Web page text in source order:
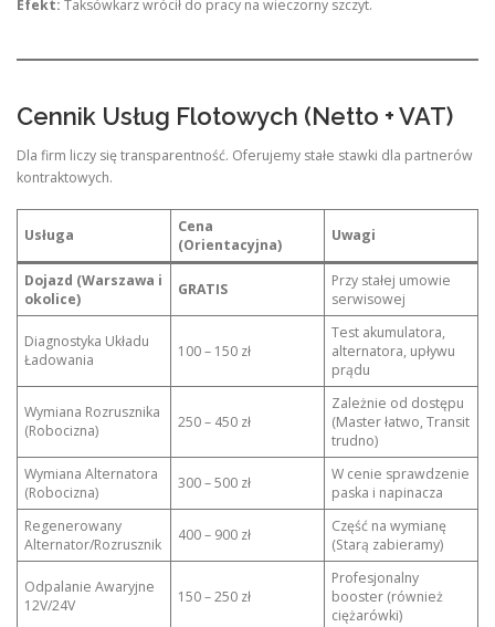
Efekt: Taksówkarz wrócił do pracy na wieczorny szczyt.
Cennik Usług Flotowych (Netto + VAT)
Dla firm liczy się transparentność. Oferujemy stałe stawki dla partnerów
kontraktowych.
Usługa
Cena
(Orientacyjna)
Uwagi
Dojazd (Warszawa i
okolice)
GRATIS
Przy stałej umowie
serwisowej
Diagnostyka Układu
Ładowania
100 – 150 zł
Test akumulatora,
alternatora, upływu
prądu
Wymiana Rozrusznika
(Robocizna)
250 – 450 zł
Zależnie od dostępu
(Master łatwo, Transit
trudno)
Wymiana Alternatora
(Robocizna)
300 – 500 zł
W cenie sprawdzenie
paska i napinacza
Regenerowany
Alternator/Rozrusznik
400 – 900 zł
Część na wymianę
(Starą zabieramy)
Odpalanie Awaryjne
12V/24V
150 – 250 zł
Profesjonalny
booster (również
ciężarówki)